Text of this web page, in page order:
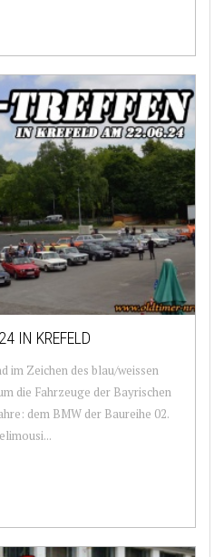
IN KREFELD
im Zeichen des blau/weissen
die Fahrzeuge der Bayrischen
dem BMW der Baureihe 02.